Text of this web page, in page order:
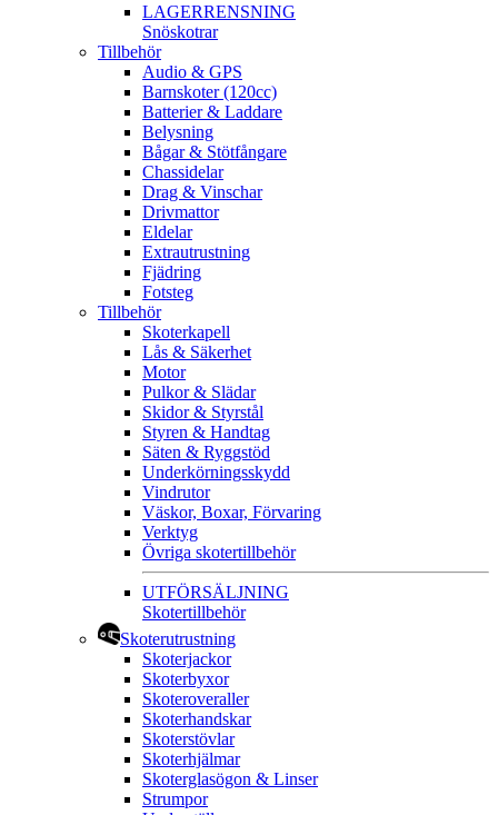
LAGERRENSNING
Snöskotrar
Tillbehör
Audio & GPS
Barnskoter (120cc)
Batterier & Laddare
Belysning
Bågar & Stötfångare
Chassidelar
Drag & Vinschar
Drivmattor
Eldelar
Extrautrustning
Fjädring
Fotsteg
Tillbehör
Skoterkapell
Lås & Säkerhet
Motor
Pulkor & Slädar
Skidor & Styrstål
Styren & Handtag
Säten & Ryggstöd
Underkörningsskydd
Vindrutor
Väskor, Boxar, Förvaring
Verktyg
Övriga skotertillbehör
UTFÖRSÄLJNING
Skotertillbehör
Skoterutrustning
Skoterjackor
Skoterbyxor
Skoteroveraller
Skoterhandskar
Skoterstövlar
Skoterhjälmar
Skoterglasögon & Linser
Strumpor